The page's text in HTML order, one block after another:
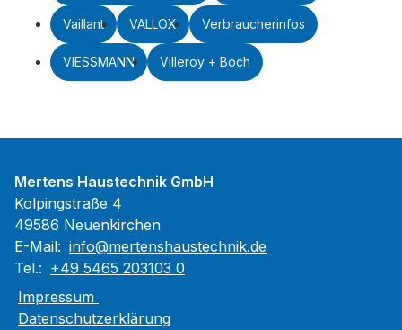
Vaillant VALLOX Verbraucherinfos
VIESSMANN Villeroy + Boch
Mertens Haustechnik GmbH
Kolpingstraße 4
49586 Neuenkirchen
E-Mail: info@mertenshaustechnik.de
Tel.: +49 5465 203103 0
Impressum
Datenschutzerklärung